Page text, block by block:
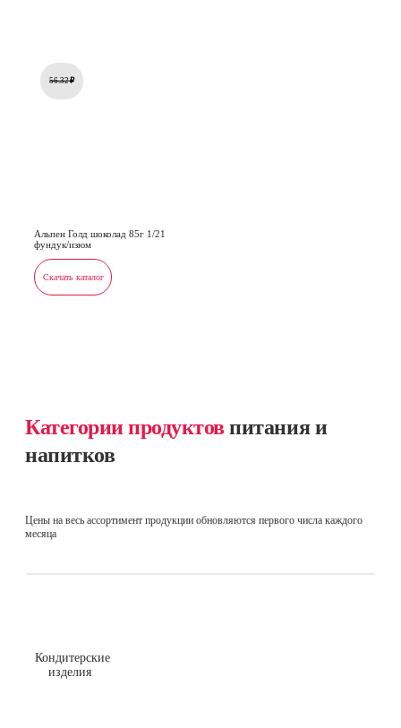
56.32₽
Альпен Голд шоколад 85г 1/21
фундук/изюм
Скачать каталог
Категории продуктовпитания и
напитков
Цены на весь ассортимент продукции обновляются первого числа каждого
месяца
Кондитерские
изделия